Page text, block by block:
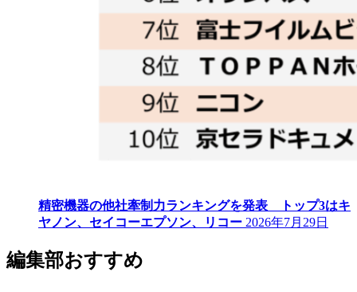
精密機器の他社牽制力ランキングを発表 トップ3はキ
ヤノン、セイコーエプソン、リコー 2026年7月29日
編集部おすすめ